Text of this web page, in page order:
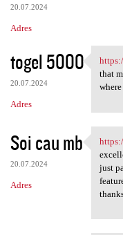
20.07.2024
Adres
togel 5000
20.07.2024
Adres
that
Soi cau mb
20.07.2024
Adres
just